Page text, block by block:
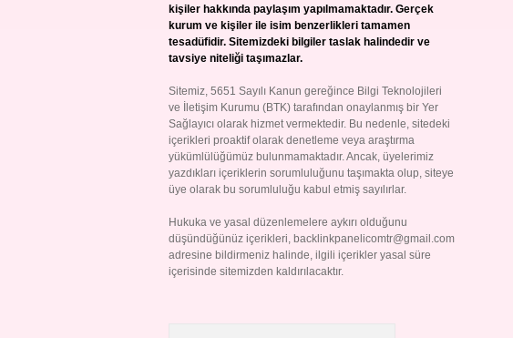
kişiler hakkında paylaşım yapılmamaktadır. Gerçek
kurum ve kişiler ile isim benzerlikleri tamamen
tesadüfidir. Sitemizdeki bilgiler taslak halindedir ve
tavsiye niteliği taşımazlar.
Sitemiz, 5651 Sayılı Kanun gereğince Bilgi Teknolojileri
ve İletişim Kurumu (BTK) tarafından onaylanmış bir Yer
Sağlayıcı olarak hizmet vermektedir. Bu nedenle, sitedeki
içerikleri proaktif olarak denetleme veya araştırma
yükümlülüğümüz bulunmamaktadır. Ancak, üyelerimiz
yazdıkları içeriklerin sorumluluğunu taşımakta olup, siteye
üye olarak bu sorumluluğu kabul etmiş sayılırlar.
Hukuka ve yasal düzenlemelere aykırı olduğunu
düşündüğünüz içerikleri, backlinkpanelicomtr@gmail.com
adresine bildirmeniz halinde, ilgili içerikler yasal süre
içerisinde sitemizden kaldırılacaktır.